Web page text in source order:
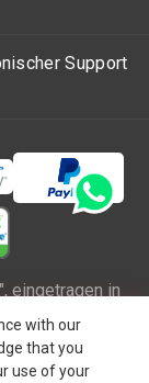
with our
that you
use of your
Support
eingetragen in
und Mitglied
und separaten